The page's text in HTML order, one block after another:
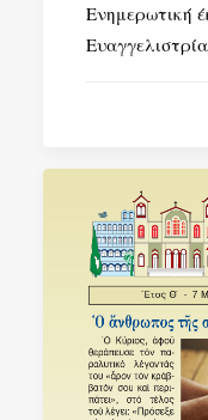
Ενημερωτική